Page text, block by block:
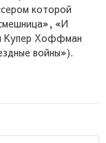
которой
«И
Купер Хоффман
войны»).